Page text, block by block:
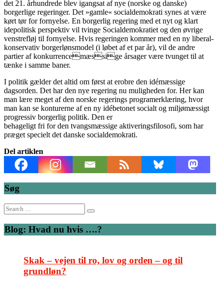
det 21. århundrede blev igangsat af nye (norske og danske)
borgerlige regeringer. Det »gamle« socialdemokrati synes at være
kørt tør for fornyelse. En borgerlig regering med et nyt og klart
idepolitisk perspektiv vil tvinge Socialdemokratiet og den øvrige
venstrefløj til fornyelse. Hvis regeringen kommer med en ny liberal-
konservativ borgerlønsmodel (i løbet af et par år), vil de andre
partier af konkurrencemæssige årsager være tvunget til at
tænke i samme baner.
I politik gælder det altid om først at erobre den idémæssige
dagsorden. Det har den nye regering nu muligheden for. Her kan
man lære meget af den norske regerings programerklæring, hvor
man kan se konturerne af en ny idébetonet socialt og miljømæssigt
progressiv borgerlig politik. Den er
behageligt fri for den tvangsmæssige aktiveringsfilosofi, som har
præget specielt det danske socialdemokrati.
Del artiklen
Søg
Search
for:
Blog: Hvad nu hvis ….?
Skak – vejen til ro, lov og orden – og til
grundløn?